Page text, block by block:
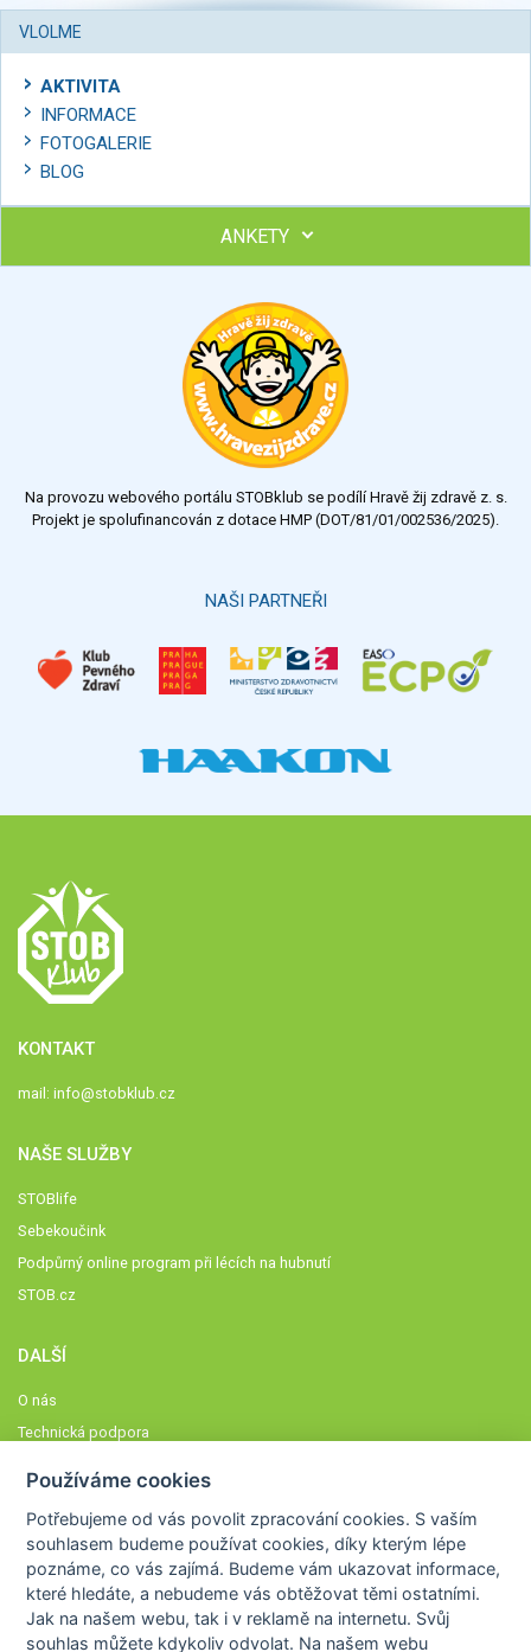
VLOLME
AKTIVITA
INFORMACE
FOTOGALERIE
BLOG
ANKETY
Výsledky Všechny ankety
Na provozu webového portálu STOBklub se podílí Hravě žij zdravě z. s.
Projekt je spolufinancován z dotace HMP (DOT/81/01/002536/2025).
NAŠI PARTNEŘI
KONTAKT
mail: info@stobklub.cz
NAŠE SLUŽBY
STOBlife
Sebekoučink
Podpůrný online program při lécích na hubnutí
STOB.cz
DALŠÍ
O nás
Technická podpora
Členové STOBklubu
Zásady nakládání s osobními údaji
Otestujte se
Spočítejte si
Používáme cookies
Potřebujeme od vás povolit zpracování cookies. S vaším
souhlasem budeme používat cookies, díky kterým lépe
poznáme,co vás zajímá. Budeme vám ukazovat informace,
které hledáte, a nebudeme vás obtěžovat těmi ostatními.
Jak na našem webu, tak i v reklamě na internetu. Svůj
souhlas můžete kdykoliv odvolat. Na našem webu